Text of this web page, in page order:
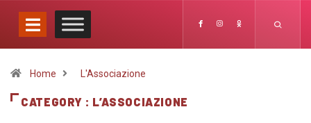
Home L'Associazione
CATEGORY : L’ASSOCIAZIONE